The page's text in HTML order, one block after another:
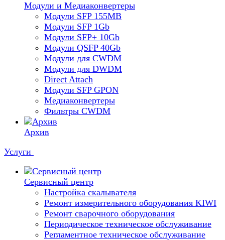
Модули и Медиаконвертеры
Модули SFP 155MB
Модули SFP 1Gb
Модули SFP+ 10Gb
Модули QSFP 40Gb
Модули для CWDM
Модули для DWDM
Direct Attach
Модули SFP GPON
Медиаконвертеры
Фильтры CWDM
Архив
Услуги
Сервисный центр
Настройка скалывателя
Ремонт измерительного оборудования KIWI
Ремонт сварочного оборудования
Периодическое техническое обслуживание
Регламентное техническое обслуживание